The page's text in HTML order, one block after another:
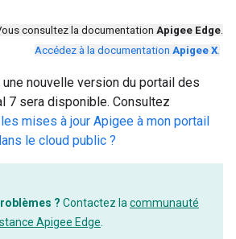
consultez la documentation Apigee Edge.
Accédez à la documentation Apigee X.
nouvelle version du portail des
7 sera disponible. Consultez
mises à jour Apigee à mon portail
le cloud public ?
? Contactez la communauté
Apigee Edge